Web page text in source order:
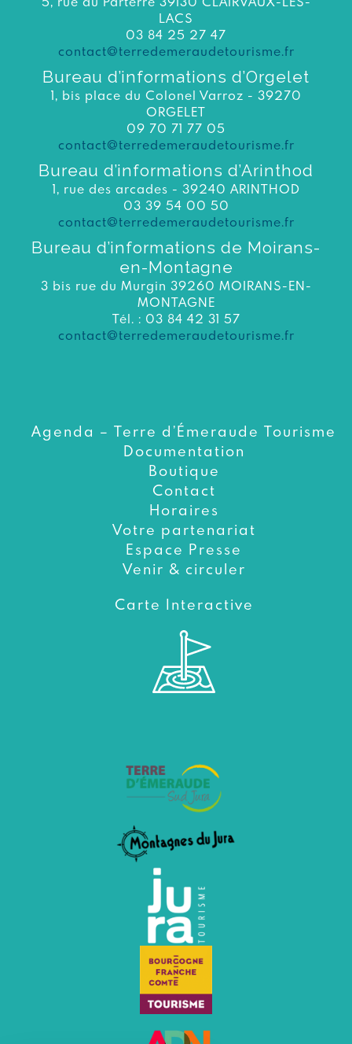
LACS
03 84 25 27 47
contact@terredemeraudetourisme.fr
Bureau d’informations d’Orgelet
1, bis place du Colonel Varroz - 39270
ORGELET
09 70 71 77 05
contact@terredemeraudetourisme.fr
Bureau d’informations d’Arinthod
1, rue des arcades - 39240 ARINTHOD
03 39 54 00 50
contact@terredemeraudetourisme.fr
Bureau d’informations de Moirans-
en-Montagne
3 bis rue du Murgin 39260 MOIRANS-EN-
MONTAGNE
Tél. : 03 84 42 31 57
contact@terredemeraudetourisme.fr
Agenda – Terre d’Émeraude Tourisme
Documentation
Boutique
Contact
Horaires
Votre partenariat
Espace Presse
Venir & circuler
Carte Interactive